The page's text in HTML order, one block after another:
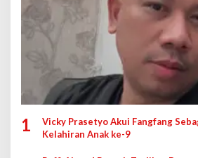
1
Vicky Prasetyo Akui Fangfang
Kelahiran Anak ke-9